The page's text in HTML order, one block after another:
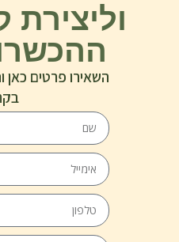
וליצירת
השאירו פרטים